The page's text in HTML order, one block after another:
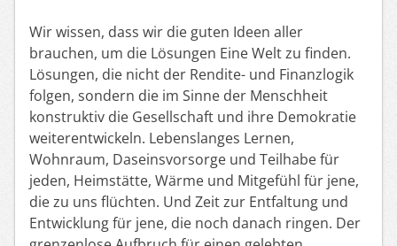
Wir wissen, dass wir die guten Ideen aller
brauchen, um die Lösungen Eine Welt zu finden.
Lösungen, die nicht der Rendite- und Finanzlogik
folgen, sondern die im Sinne der Menschheit
konstruktiv die Gesellschaft und ihre Demokratie
weiterentwickeln. Lebenslanges Lernen,
Wohnraum, Daseinsvorsorge und Teilhabe für
jeden, Heimstätte, Wärme und Mitgefühl für jene,
die zu uns flüchten. Und Zeit zur Entfaltung und
Entwicklung für jene, die noch danach ringen. Der